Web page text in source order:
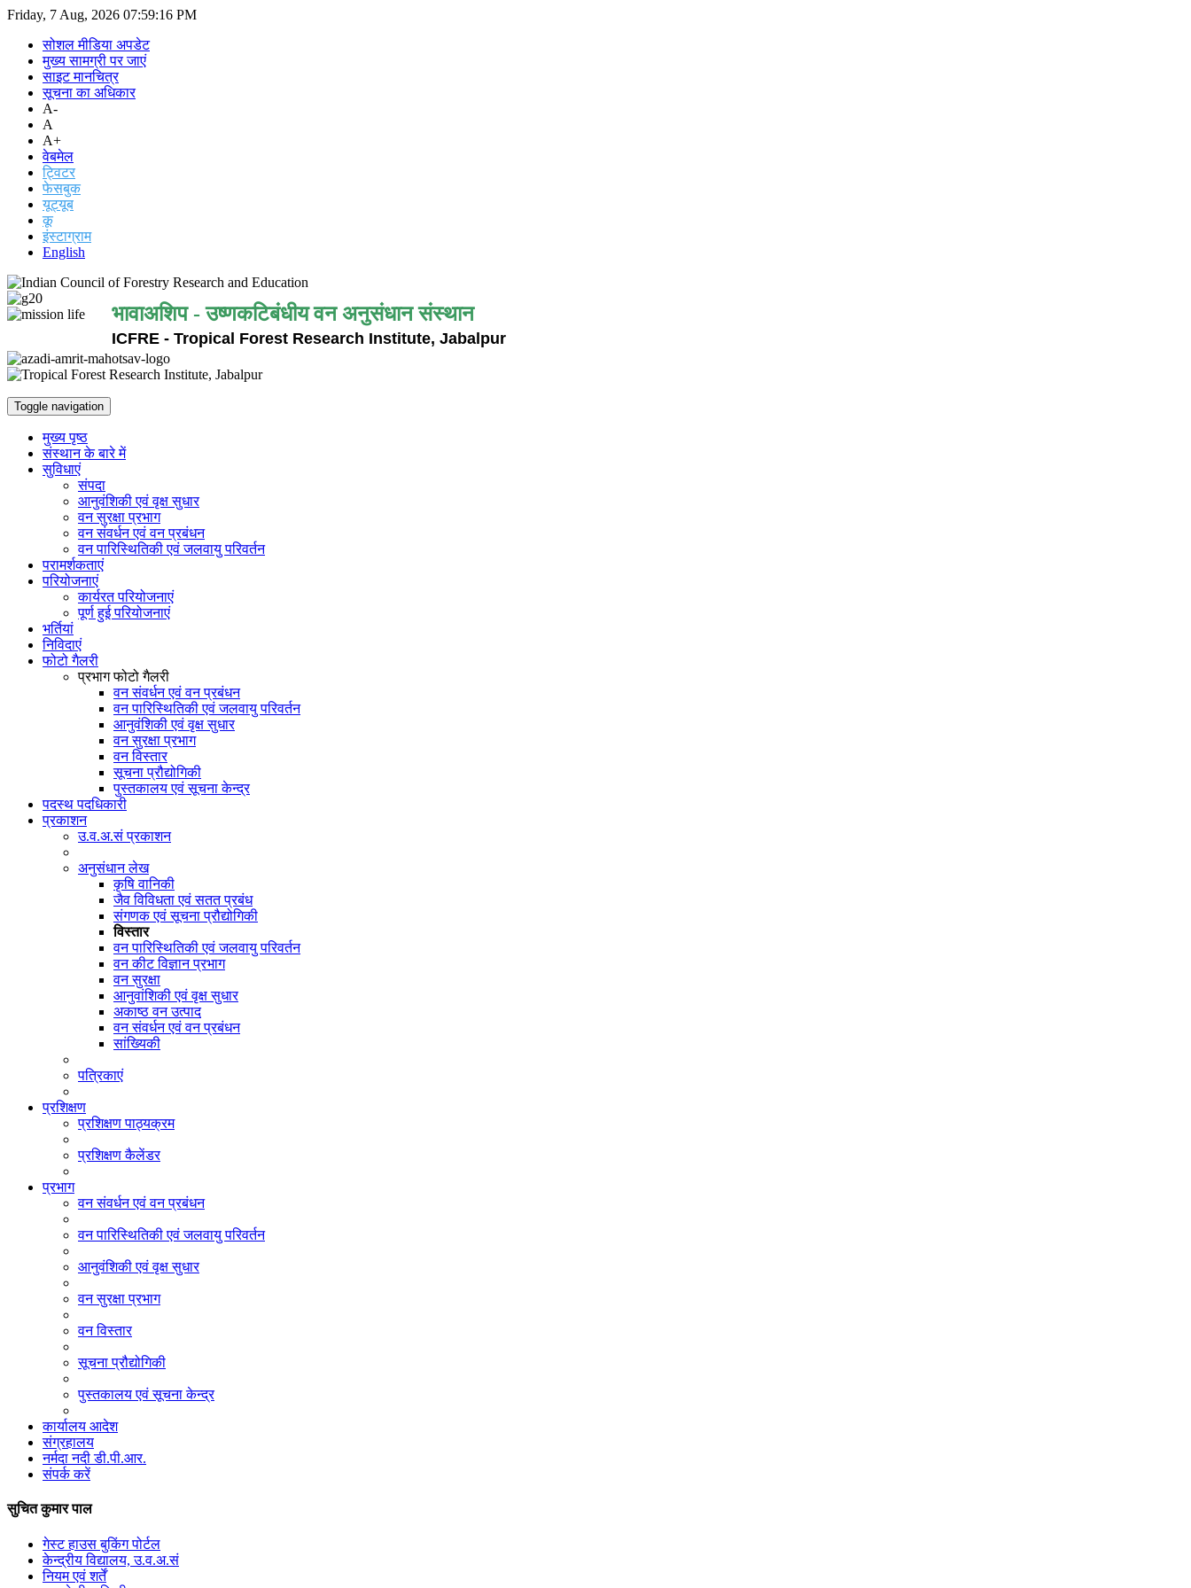
Friday, 7 Aug, 2026 07:59:16 PM
सोशल मीडिया अपडेट
मुख्य सामग्री पर जाएं
साइट मानचित्र
सूचना का अधिकार
A-
A
A+
वेबमेल
ट्विटर
फेसबुक
यूट्यूब
कू
इंस्टाग्राम
English
भावाअशिप - उष्णकटिबंधीय वन अनुसंधान संस्थान
ICFRE - Tropical Forest Research Institute, Jabalpur
Toggle navigation
मुख्य पृष्ठ
संस्थान के बारे में
सुविधाएं
संपदा
आनुवंशिकी एवं वृक्ष सुधार
वन सुरक्षा प्रभाग
वन संवर्धन एवं वन प्रबंधन
वन पारिस्थितिकी एवं जलवायु परिवर्तन
परामर्शकताएं
परियोजनाएं
कार्यरत परियोजनाएं
पूर्ण हुई परियोजनाएं
भर्तियां
निविदाएं
फोटो गैलरी
प्रभाग फोटो गैलरी
वन संवर्धन एवं वन प्रबंधन
वन पारिस्थितिकी एवं जलवायु परिवर्तन
आनुवंशिकी एवं वृक्ष सुधार
वन सुरक्षा प्रभाग
वन विस्तार
सूचना प्रौद्योगिकी
पुस्तकालय एवं सूचना केन्द्र
पदस्थ पदधिकारी
प्रकाशन
उ.व.अ.सं प्रकाशन
अनुसंधान लेख
कृषि वानिकी
जैव विविधता एवं सतत प्रबंध
संगणक एवं सूचना प्रौद्योगिकी
विस्तार
वन पारिस्थितिकी एवं जलवायु परिवर्तन
वन कीट विज्ञान प्रभाग
वन सुरक्षा
आनुवांशिकी एवं वृक्ष सुधार
अकाष्ठ वन उत्पाद
वन संवर्धन एवं वन प्रबंधन
सांख्यिकी
पत्रिकाएं
प्रशिक्षण
प्रशिक्षण पाठ्यक्रम
प्रशिक्षण कैलेंडर
प्रभाग
वन संवर्धन एवं वन प्रबंधन
वन पारिस्थितिकी एवं जलवायु परिवर्तन
आनुवंशिकी एवं वृक्ष सुधार
वन सुरक्षा प्रभाग
वन विस्तार
सूचना प्रौद्योगिकी
पुस्तकालय एवं सूचना केन्द्र
कार्यालय आदेश
संग्रहालय
नर्मदा नदी डी.पी.आर.
संपर्क करें
सुचित कुमार पाल
गेस्ट हाउस बुकिंग पोर्टल
केन्द्रीय विद्यालय, उ.व.अ.सं
नियम एवं शर्तें